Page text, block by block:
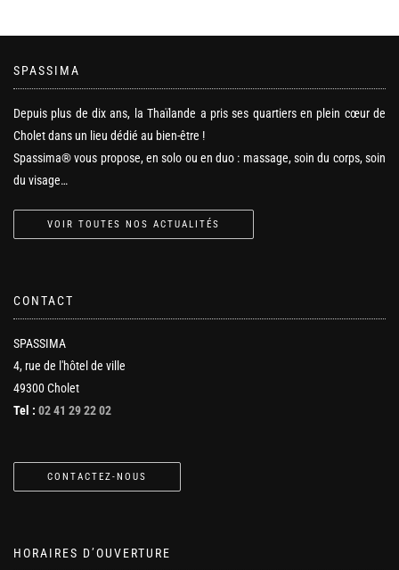
SPASSIMA
Depuis plus de dix ans, la Thaïlande a pris ses quartiers en plein cœur de
Cholet dans un lieu dédié au bien-être !
Spassima® vous propose, en solo ou en duo : massage, soin du corps, soin
du visage…
VOIR TOUTES NOS ACTUALITÉS
CONTACT
SPASSIMA
4, rue de l'hôtel de ville
49300 Cholet
Tel : 02 41 29 22 02
CONTACTEZ-NOUS
HORAIRES D’OUVERTURE